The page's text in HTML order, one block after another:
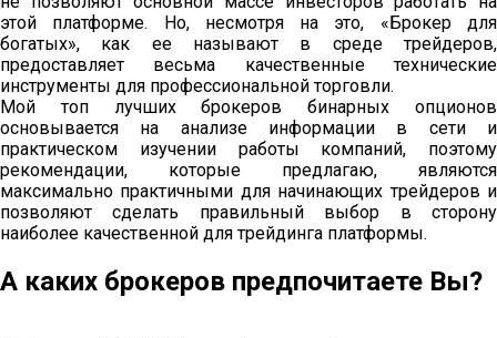
этой платформе. Но, несмотря на это, «Брокер для
богатых», как ее называют в среде трейдеров,
предоставляет весьма качественные технические
инструменты для профессиональной торговли.
Мой топ лучших брокеров бинарных опционов
основывается на анализе информации в сети и
практическом изучении работы компаний, поэтому
рекомендации, которые предлагаю, являются
максимально практичными для начинающих трейдеров и
позволяют сделать правильный выбор в сторону
наиболее качественной для трейдинга платформы.
А каких брокеров предпочитаете Вы?